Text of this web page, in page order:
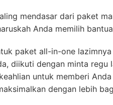
mendasar dari paket
Anda memilih
paket all-in-one
diikuti dengan minta regu
untuk memberi
dengan lebih